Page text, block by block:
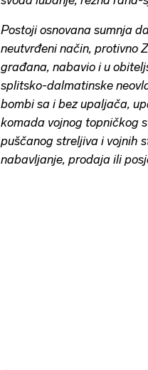
Postoji osnovana sumnja
neutvrđeni način, protivno
građana, nabavio i u
splitsko-dalmatinske
bombi sa i bez upaljača,
komada vojnog topničkog
puščanog streljiva i vojnih
nabavljanje, prodaja ili